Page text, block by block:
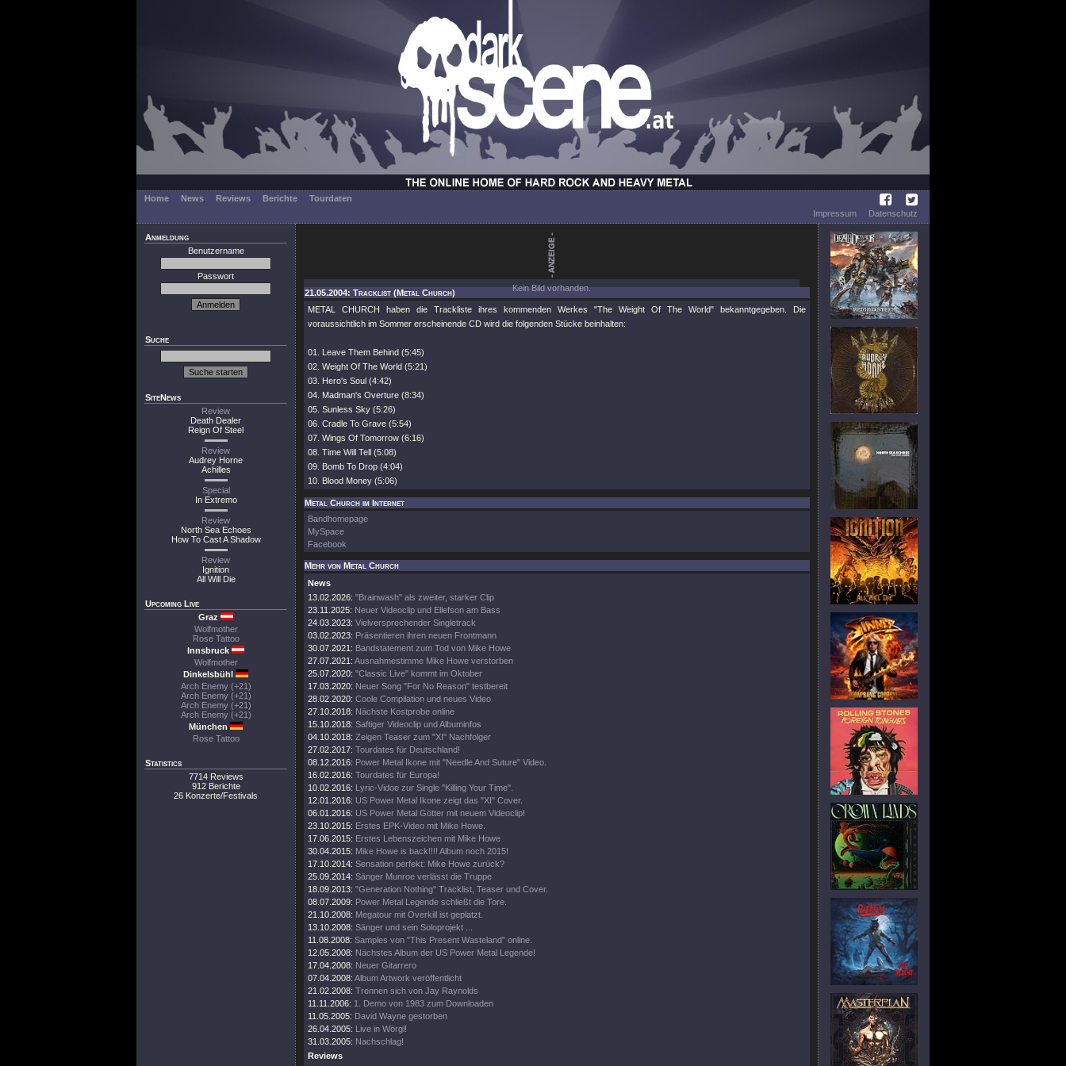
Home News Reviews Berichte
Tourdaten
Impressum
Datenschutz
Anmeldung
Benutzername
Passwort
Suche
SiteNews
Review
Death Dealer
Reign Of Steel
Review
Audrey Horne
Achilles
Special
In Extremo
Review
North Sea Echoes
How To Cast A Shadow
Review
Ignition
All Will Die
Upcoming Live
Graz
Wolfmother
Rose Tattoo
Innsbruck
Wolfmother
Dinkelsbühl
Arch Enemy (+21)
Arch Enemy (+21)
Arch Enemy (+21)
Arch Enemy (+21)
München
Rose Tattoo
Statistics
7714 Reviews
912 Berichte
26 Konzerte/Festivals
Kein Bild vorhanden.
21.05.2004: Tracklist (Metal Church)
METAL CHURCH haben die Trackliste ihres kommenden Werkes "The Weight Of The World" bekanntgegeben. Die
voraussichtlich im Sommer erscheinende CD wird die folgenden Stücke beinhalten:
01. Leave Them Behind (5:45)
02. Weight Of The World (5:21)
03. Hero's Soul (4:42)
04. Madman's Overture (8:34)
05. Sunless Sky (5:26)
06. Cradle To Grave (5:54)
07. Wings Of Tomorrow (6:16)
08. Time Will Tell (5:08)
09. Bomb To Drop (4:04)
10. Blood Money (5:06)
Metal Church im Internet
Bandhomepage
MySpace
Facebook
Mehr von Metal Church
News
13.02.2026: "Brainwash" als zweiter, starker Clip
23.11.2025: Neuer Videoclip und Ellefson am Bass
24.03.2023: Vielversprechender Singletrack
03.02.2023: Präsentieren ihren neuen Frontmann
30.07.2021: Bandstatement zum Tod von Mike Howe
27.07.2021: Ausnahmestimme Mike Howe verstorben
25.07.2020: "Classic Live" kommt im Oktober
17.03.2020: Neuer Song "For No Reason" testbereit
28.02.2020: Coole Compilation und neues Video
27.10.2018: Nächste Kostprobe online
15.10.2018: Saftiger Videoclip und Albuminfos
04.10.2018: Zeigen Teaser zum "XI" Nachfolger
27.02.2017: Tourdates für Deutschland!
08.12.2016: Power Metal Ikone mit "Needle And Suture" Video.
16.02.2016: Tourdates für Europa!
10.02.2016: Lyric-Vidoe zur Single "Killing Your Time".
12.01.2016: US Power Metal Ikone zeigt das "XI" Cover.
06.01.2016: US Power Metal Götter mit neuem Videoclip!
23.10.2015: Erstes EPK-Video mit Mike Howe.
17.06.2015: Erstes Lebenszeichen mit Mike Howe
30.04.2015: Mike Howe is back!!!! Album noch 2015!
17.10.2014: Sensation perfekt: Mike Howe zurück?
25.09.2014: Sänger Munroe verlässt die Truppe
18.09.2013: "Generation Nothing" Tracklist, Teaser und Cover.
08.07.2009: Power Metal Legende schließt die Tore.
21.10.2008: Megatour mit Overkill ist geplatzt.
13.10.2008: Sänger und sein Soloprojekt ...
11.08.2008: Samples von "This Present Wasteland" online.
12.05.2008: Nächstes Album der US Power Metal Legende!
17.04.2008: Neuer Gitarrero
07.04.2008: Album Artwork veröffentlicht
21.02.2008: Trennen sich von Jay Raynolds
11.11.2006: 1. Demo von 1983 zum Downloaden
11.05.2005: David Wayne gestorben
26.04.2005: Live in Wörgl!
31.03.2005: Nachschlag!
Reviews